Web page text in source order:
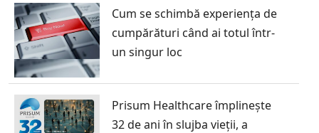
Cum se schimbă experiența de
cumpărături când ai totul într-
un singur loc
Prisum Healthcare împlinește
32 de ani în slujba vieții, a